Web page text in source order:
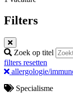
Filters
Zoek op titel
filters resetten
allergologie/
Specialisme